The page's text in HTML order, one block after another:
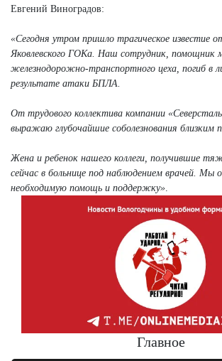
Евгений Виноградов:
«Сегодня утром пришло трагическое известие
Яковлевского ГОКа. Наш сотрудник, помощник
железнодорожно-транспортного цеха, погиб в
результате атаки БПЛА.
От трудового коллектива компании
выражаю глубочайшие соболезнования близким
Жена и ребенок нашего коллеги, получившие
сейчас в больнице под наблюдением врачей. Мы
необходимую помощь и поддержку»
Главное